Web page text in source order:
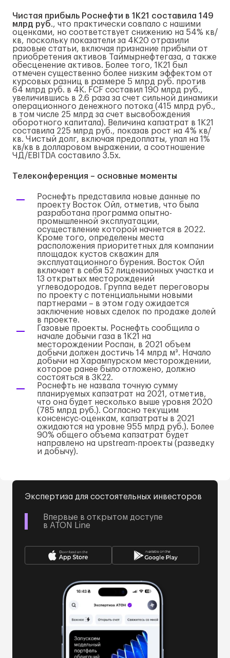
Чистая прибыль Роснефти в 1К21 составила 149
млрд руб., что практически совпало с нашими
оценками, но соответствует снижению на 54% кв/
кв, поскольку показатели за 4К20 отразили
разовые статьи, включая признание прибыли от
приобретения активов Таймырнефтегаза, а также
обесценение активов. Более того, 1К21 был
отмечен существенно более низким эффектом от
курсовых разниц в размере 5 млрд руб. против
64 млрд руб. в 4К. FCF составил 190 млрд руб.,
увеличившись в 2.6 раза за счет сильной динамики
операционного денежного потока (415 млрд руб.,
в том числе 25 млрд за счет высвобождения
оборотного капитала). Величина капзатрат в 1К21
составила 225 млрд руб., показав рост на 4% кв/
кв. Чистый долг, включая предоплаты, упал на 1%
кв/кв в долларовом выражении, а соотношение
ЧД/EBITDA составило 3.5x.
Телеконференция – основные моменты
Роснефть представила новые данные по
проекту Восток Ойл, отметив, что была
разработана программа опытно-
промышленной эксплуатации,
осуществление которой начнется в 2022.
Кроме того, определены места
расположения приоритетных для компании
площадок кустов скважин для
эксплуатационного бурения. Восток Ойл
включает в себя 52 лицензионных участка и
13 открытых месторождений
углеводородов. Группа ведет переговоры
по проекту с потенциальными новыми
партнерами – в этом году ожидается
заключение новых сделок по продаже долей
в проекте.
Газовые проекты. Роснефть сообщила о
начале добычи газа в 1К21 на
месторождении Роспан, в 2021 объем
добычи должен достичь 14 млрд м³. Начало
добычи на Харампурском месторождении,
которое ранее было отложено, должно
состояться в 3К22.
Роснефть не назвала точную сумму
планируемых капзатрат на 2021, отметив,
что она будет несколько выше уровня 2020
(785 млрд руб.). Согласно текущим
консенсус-оценкам, капзатраты в 2021
ожидаются на уровне 955 млрд руб.). Более
90% общего объема капзатрат будет
направлено на upstream-проекты (разведку
и добычу).
Экспертиза для состоятельных инвесторов
Впервые в открытом доступе
в ATON Line